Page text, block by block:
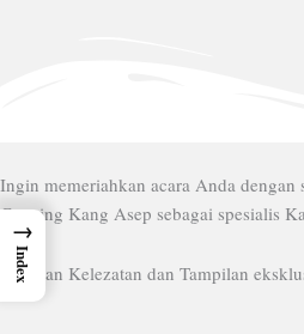
Ingin memeriahkan acara Anda
Catering Kang Asep sebagai spesialis
Rasakan Kelezatan dan Tampilan
→
Index